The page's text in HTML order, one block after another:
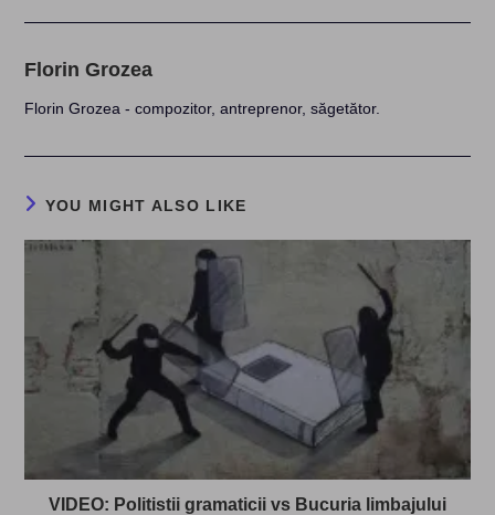
Florin Grozea
Florin Grozea - compozitor, antreprenor, săgetător.
YOU MIGHT ALSO LIKE
VIDEO: Politistii gramaticii vs Bucuria limbajului